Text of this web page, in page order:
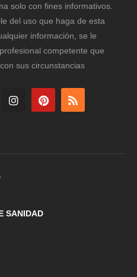
solo con fines informativos.
del uso que haga de esta
información, se le
competente que
sus circunstancias
SANIDAD